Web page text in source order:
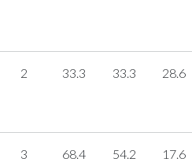
2 33.3 33.3 28.6
3 68.4 54.2 17.6